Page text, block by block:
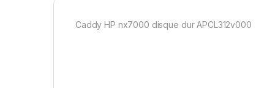
Caddy HP nx7000 disque dur APCL312v000